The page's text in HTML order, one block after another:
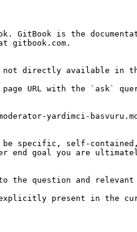
GitBook is the
gitbook.com.
directly available in
page URL with the `ask`
yardimci-
specific, self-
end goal you are
question and relevant
explicitly present in